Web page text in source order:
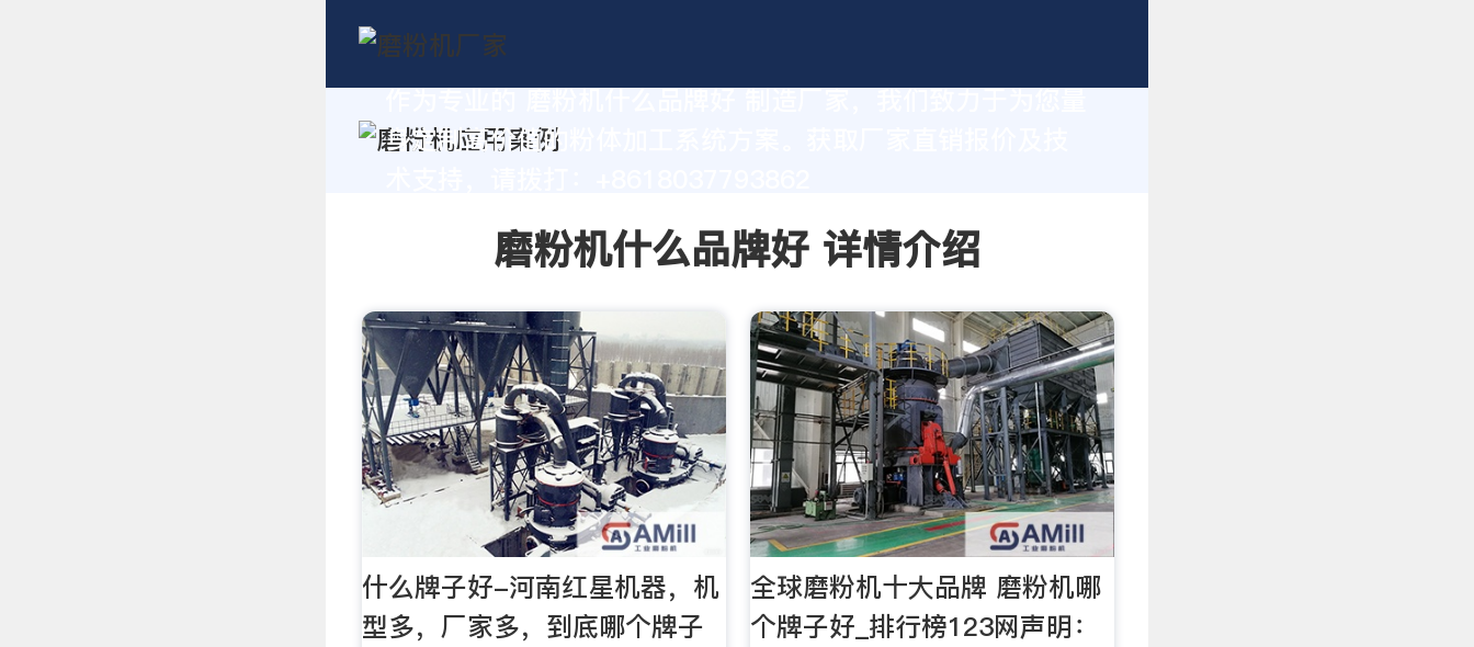
身定制高价值的粉体加工系统方案。获取厂家直销报价及技
磨粉机什么品牌好 详情介绍
什么牌子好-河南红星机器，机
型多，厂家多，到底哪个牌子
全球磨粉机十大品牌 磨粉机哪
个牌子好_排行榜123网声明：